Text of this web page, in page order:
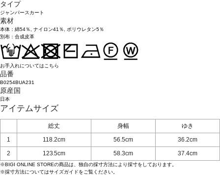
タイプ
ジャンパースカート
素材
本体：綿54％, ナイロン41％, ポリウレタン5％
別布：合成皮革
お手入れについてはこちら
品番
B0254BUA231
原産国
日本
アイテムサイズ
総丈 身幅
ゆき
1
118.2cm 56.5cm
36.2cm
2
123.5cm 58.3cm 37.4cm
※BIGI ONLINE STOREの商品は、独自の採寸方法により採寸をしております。
※採寸方法についてはサイズガイドをご覧ください。